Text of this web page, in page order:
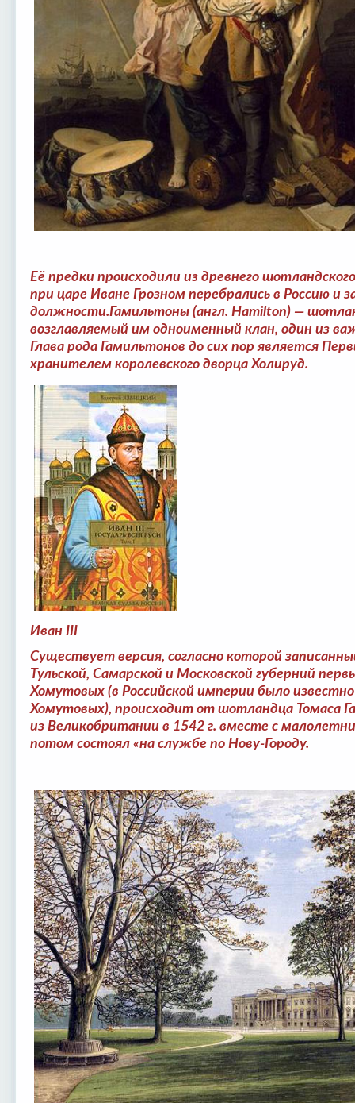
Её предки происходили из древнего
при царе Иване Грозном перебрались в Россию и
должности.Гамильтоны (англ. Hamilton) —
возглавляемый им одноименный клан, один из
Глава рода Гамильтонов до сих пор является
хранителем королевского дворца Холируд.
Иван III
Существует версия, согласно которой
Тульской, Самарской и Московской губерний
Хомутовых (в Российской империи было
Хомутовых), происходит от шотландца Томаса
из Великобритании в 1542 г. вместе с
потом состоял «на службе по Нову-Городу.